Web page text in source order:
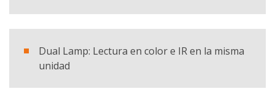
SmartLPR® - Lector de matrículas
Dual Lamp: Lectura en color e IR en la misma
unidad